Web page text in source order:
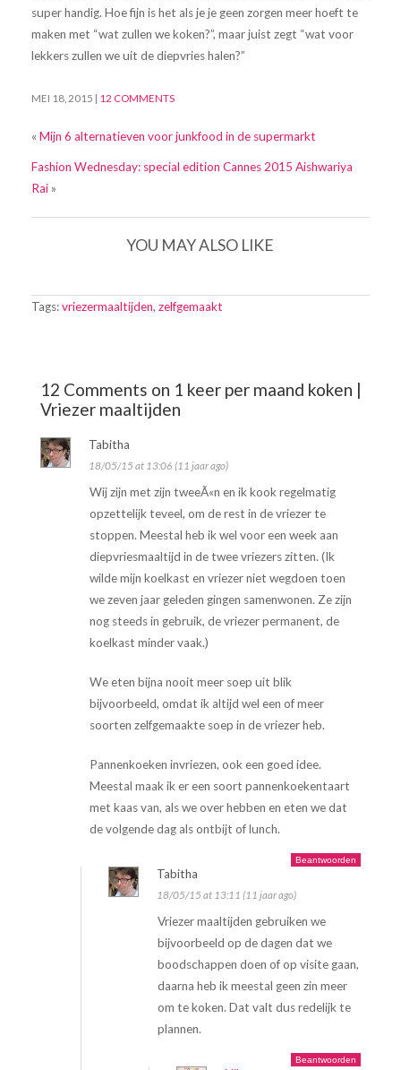
super handig. Hoe fijn is het als je je geen zorgen meer hoeft te
maken met “wat zullen we koken?”, maar juist zegt “wat voor
lekkers zullen we uit de diepvries halen?”
MEI 18, 2015 | 12 COMMENTS
« Mijn 6 alternatieven voor junkfood in de supermarkt
Fashion Wednesday: special edition Cannes 2015 Aishwariya
Rai»
YOU MAY ALSO LIKE
Tags:vriezermaaltijden, zelfgemaakt
12 Comments on 1 keer per maand koken |
Vriezer maaltijden
Tabitha
18/05/15 at 13:06 (11 jaar ago)
Wij zijn met zijn tweeÃ«n en ik kook regelmatig
opzettelijk teveel, om de rest in de vriezer te
stoppen. Meestal heb ik wel voor een week aan
diepvriesmaaltijd in de twee vriezers zitten. (Ik
wilde mijn koelkast en vriezer niet wegdoen toen
we zeven jaar geleden gingen samenwonen. Ze zijn
nog steeds in gebruik, de vriezer permanent, de
koelkast minder vaak.)
We eten bijna nooit meer soep uit blik
bijvoorbeeld, omdat ik altijd wel een of meer
soorten zelfgemaakte soep in de vriezer heb.
Pannenkoeken invriezen, ook een goed idee.
Meestal maak ik er een soort pannenkoekentaart
met kaas van, als we over hebben en eten we dat
de volgende dag als ontbijt of lunch.
Beantwoorden
Tabitha
18/05/15 at 13:11 (11 jaar ago)
Vriezer maaltijden gebruiken we
bijvoorbeeld op de dagen dat we
boodschappen doen of op visite gaan,
daarna heb ik meestal geen zin meer
om te koken. Dat valt dus redelijk te
plannen.
Beantwoorden